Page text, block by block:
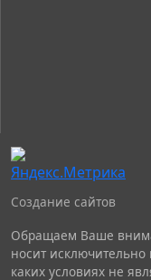
Создание сайтов
Обращаем Ваше
носит
каких условиях не